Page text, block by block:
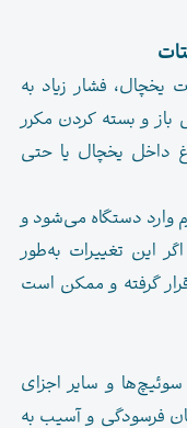
یخچال، فشار زیاد به
و بسته کردن مکرر
داخل یخچال یا حتی
وارد دستگاه می‌شود و
این تغییرات به‌طور
گرفته و ممکن است
و سایر اجزای
فرسودگی و آسیب به